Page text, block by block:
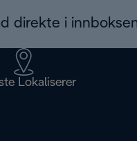
direkte i
Lokaliserer